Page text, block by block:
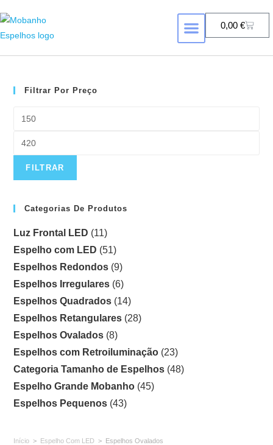
0,00 €
Filtrar Por Preço
FILTRAR
Categorias De Produtos
Luz Frontal LED (11)
Espelho com LED (51)
Espelhos Redondos (9)
Espelhos Irregulares (6)
Espelhos Quadrados (14)
Espelhos Retangulares (28)
Espelhos Ovalados (8)
Espelhos com Retroiluminação (23)
Categoria Tamanho de Espelhos (48)
Espelho Grande Mobanho (45)
Espelhos Pequenos (43)
Início > Espelho Com LED > Espelhos Ovalados